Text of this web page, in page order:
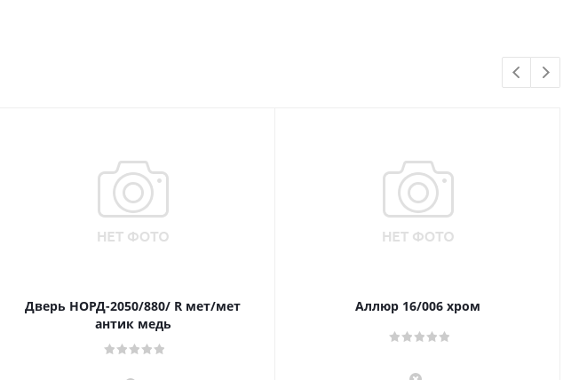
Дверь НОРД-2050/880/ R мет/мет
антик медь
Аллюр 16/006 хром